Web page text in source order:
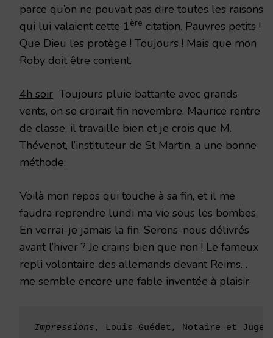
parce qu’on ne pouvait pas dire toutes les raisons
qui lui valaient cette 1ère citation. Pauvres petits !
Que Dieu les protège ! Toujours ! Mais que mon
Roby doit être content.
4h soir Toujours pluie battante avec grands
vents, on se croirait fin novembre. Maurice rentre
de classe, il travaille bien et je crois que M.
Thévenot, l’instituteur de St Martin, a une bonne
méthode.
Voilà mon repos qui touche à sa fin, et il me
faudra reprendre lundi ma vie sous les bombes.
En verrai-je jamais la fin. Serons-nous délivrés
avant l’hiver ? Je crains bien que non ! Le fameux
repli volontaire des allemands devant Reims…
me semble encore une fable inventée à plaisir.
Impressions, Louis Guédet, Notaire et